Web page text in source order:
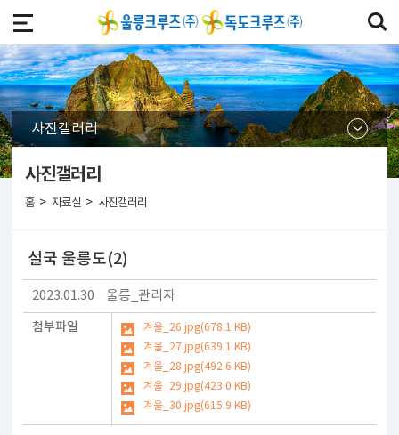
사진갤러리
사진갤러리
홈 > 자료실 > 사진갤러리
설국 울릉도(2)
2023.01.30 울릉_관리자
첨부파일
겨울_26.jpg(678.1 KB)
겨울_27.jpg(639.1 KB)
겨울_28.jpg(492.6 KB)
겨울_29.jpg(423.0 KB)
겨울_30.jpg(615.9 KB)